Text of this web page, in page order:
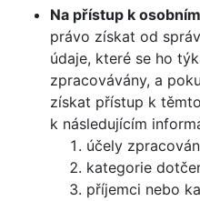
Na přístup k
právo získat od
údaje, které se ho
zpracovávány, a
získat přístup k
k následujícím
účely
kategorie
příjemci nebo